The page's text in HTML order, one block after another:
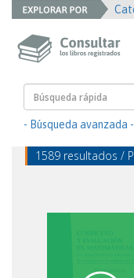
- Búsqueda avanzada -
1589 resultados /